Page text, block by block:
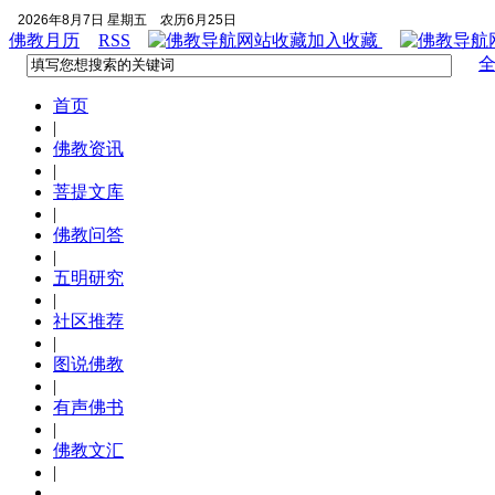
2026年8月7日 星期五 农历6月25日
佛教月历 RSS 加入收藏
首页
|
佛教资讯
|
菩提文库
|
佛教问答
|
五明研究
|
社区推荐
|
图说佛教
|
有声佛书
|
佛教文汇
|